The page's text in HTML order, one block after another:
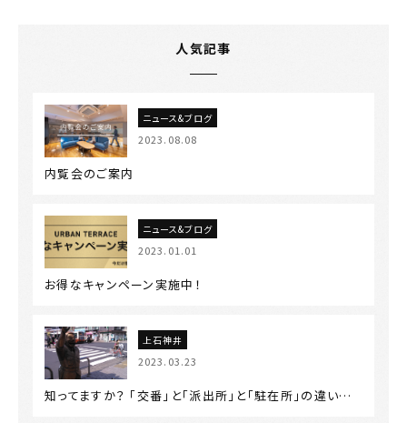
人気記事
ニュース&ブログ
2023.08.08
内覧会のご案内
ニュース&ブログ
2023.01.01
お得なキャンペーン実施中！
上石神井
2023.03.23
知ってますか？ 「交番」と「派出所」と「駐在所」の違い…